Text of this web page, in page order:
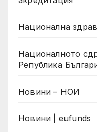
Национална
Националното
Република
Новини – НОИ
Новини | eufunds